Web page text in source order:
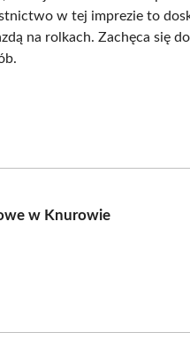
w tej imprezie to
na rolkach. Zachęca się
w Knurowie